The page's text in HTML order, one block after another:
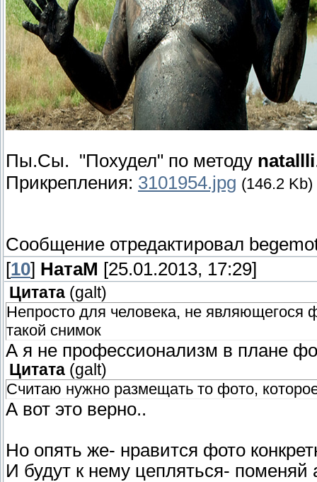
Пы.Сы. "Похудел" по методу natallli
Прикрепления: 3101954.jpg (146.2 Kb)
Сообщение отредактировал
[10] НатаМ [25.01.2013, 17:29]
Цитата (galt)
Непросто для человека, не являющегося
такой снимок
А я не профессионализм в плане
Цитата (galt)
Считаю нужно размещать то фото,
А вот это верно..
Но опять же- нравится фото
И будут к нему цепляться- поменяй